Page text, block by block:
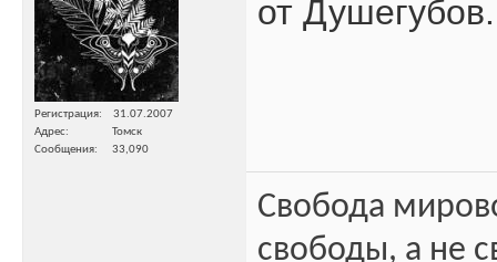
Регистрация
31.07.2007
Адрес
Томск
Сообщения
33,090
от Душегубов.
Свобода
свободы, а не